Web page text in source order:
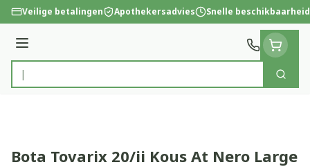
Ga naar de inhoud
Veilige betalingen Apothekersadvies Snelle beschikbaarheid
Menu
Product, merk, categorie...
Zoek
Bota Tovarix 20/ii Kous At Nero Large